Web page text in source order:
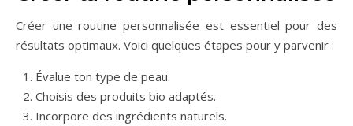
Créer une routine personnalisée est essentiel pour des
résultats optimaux. Voici quelques étapes pour y parvenir :
Évalue ton type de peau.
Choisis des produits bio adaptés.
Incorpore des ingrédients naturels.